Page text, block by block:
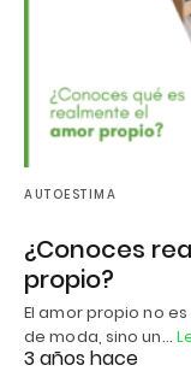
AUTOESTIMA
¿Conoces
propio?
El amor propio no
de moda, sino un…
3 años hace